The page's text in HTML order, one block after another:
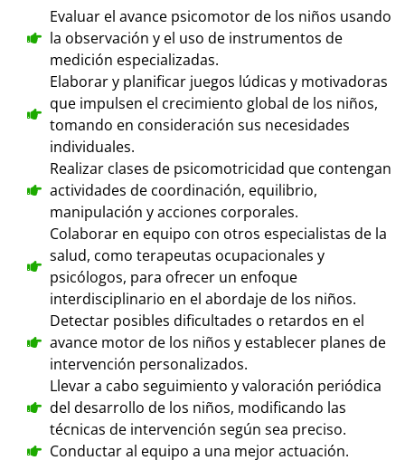
Evaluar el avance psicomotor de los niños usando
la observación y el uso de instrumentos de
medición especializadas.
Elaborar y planificar juegos lúdicas y motivadoras
que impulsen el crecimiento global de los niños,
tomando en consideración sus necesidades
individuales.
Realizar clases de psicomotricidad que contengan
actividades de coordinación, equilibrio,
manipulación y acciones corporales.
Colaborar en equipo con otros especialistas de la
salud, como terapeutas ocupacionales y
psicólogos, para ofrecer un enfoque
interdisciplinario en el abordaje de los niños.
Detectar posibles dificultades o retardos en el
avance motor de los niños y establecer planes de
intervención personalizados.
Llevar a cabo seguimiento y valoración periódica
del desarrollo de los niños, modificando las
técnicas de intervención según sea preciso.
Conductar al equipo a una mejor actuación.